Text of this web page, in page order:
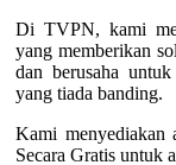
Di TVPN, kami
yang memberikan
dan berusaha
yang tiada banding.
Kami menyediakan
Secara Gratis untuk